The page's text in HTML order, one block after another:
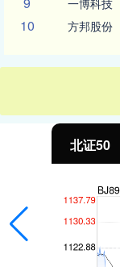
一博科技
10 方邦股份
北证50